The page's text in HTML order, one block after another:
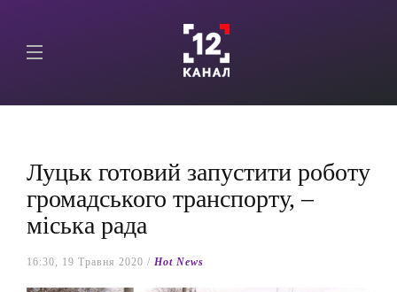
Луцьк готовий запустити роботу
громадського транспорту, –
міська рада
16:30, 19 Травня 2020 / Hot News